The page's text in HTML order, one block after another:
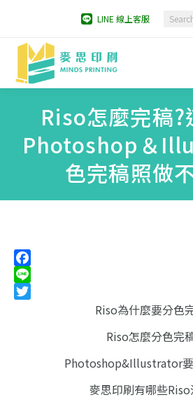
LINE 線上客服 Search:
Riso怎麼完稿?
Photoshop＆
色完稿照做
Facebook
Line
Riso為什麼要分色
Riso怎麼分色完
Photoshop&Illustrator要
麥思印刷有哪些Riso